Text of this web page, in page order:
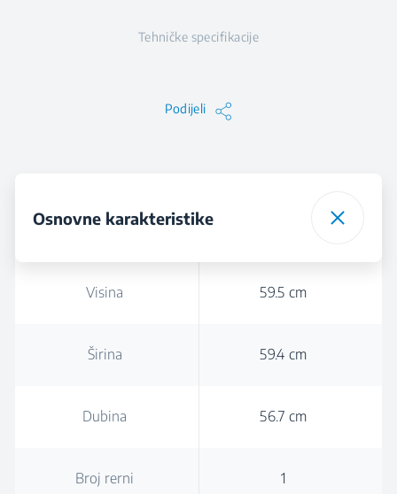
Tehničke specifikacije
Podijeli
Osnovne karakteristike
Visina 59.5 cm
Širina 59.4 cm
Dubina 56.7 cm
Broj rerni 1